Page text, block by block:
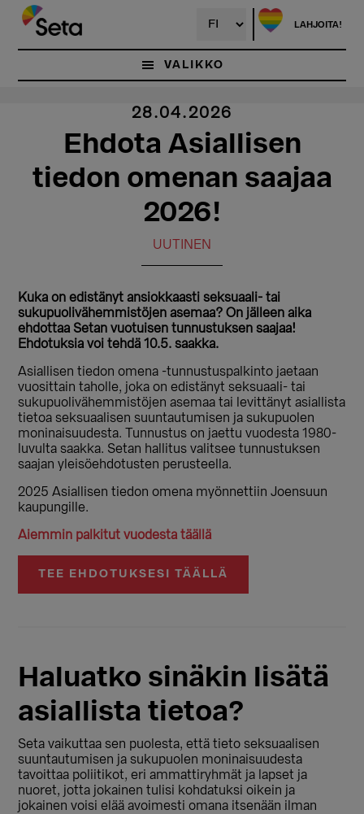
Hyppää
pääsisältöön
LAHJOITA!
VALIKKO
28.04.2026
Ehdota Asiallisen
tiedon omenan saajaa
2026!
UUTINEN
Kuka on edistänyt ansiokkaasti seksuaali- tai
sukupuolivähemmistöjen asemaa? On jälleen aika
ehdottaa Setan vuotuisen tunnustuksen saajaa!
Ehdotuksia voi tehdä 10.5. saakka.
Asiallisen tiedon omena -tunnustuspalkinto jaetaan
vuosittain taholle, joka on edistänyt seksuaali- tai
sukupuolivähemmistöjen asemaa tai levittänyt asiallista
tietoa seksuaalisen suuntautumisen ja sukupuolen
moninaisuudesta. Tunnustus on jaettu vuodesta 1980-
luvulta saakka. Setan hallitus valitsee tunnustuksen
saajan yleisöehdotusten perusteella.
2025 Asiallisen tiedon omena myönnettiin Joensuun
kaupungille.
Aiemmin palkitut vuodesta täällä
TEE EHDOTUKSESI TÄÄLLÄ
Haluatko sinäkin lisätä
asiallista tietoa?
Seta vaikuttaa sen puolesta, että tieto seksuaalisen
suuntautumisen ja sukupuolen moninaisuudesta
tavoittaa poliitikot, eri ammattiryhmät ja lapset ja
nuoret, jotta jokainen tulisi kohdatuksi oikein ja
jokainen voisi elää avoimesti omana itsenään ilman